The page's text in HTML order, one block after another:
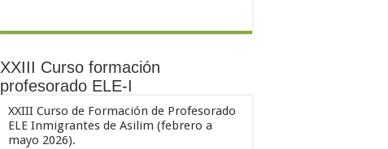
XXIII Curso formación
profesorado ELE-I
XXIII Curso de Formación de Profesorado
ELE Inmigrantes de Asilim (febrero a
mayo 2026).